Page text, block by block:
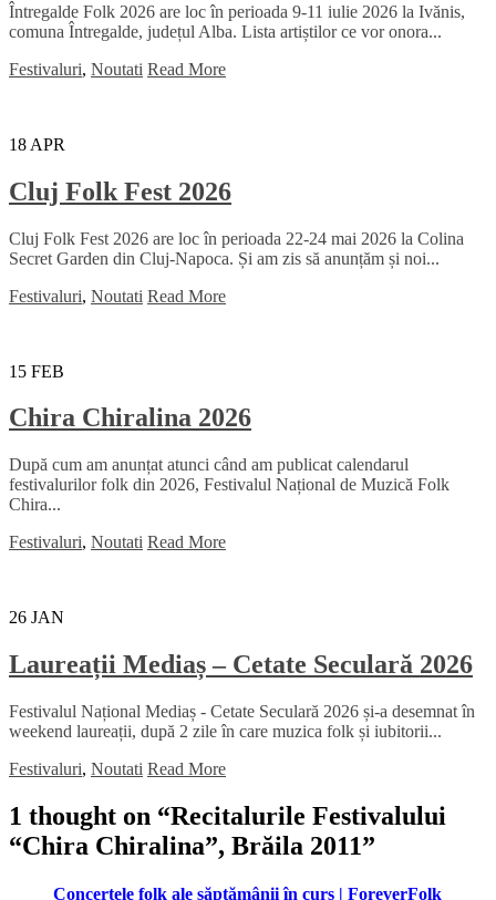
Întregalde Folk 2026 are loc în perioada 9-11 iulie 2026 la Ivănis,
comuna Întregalde, județul Alba. Lista artiștilor ce vor onora...
Festivaluri, Noutati Read More
18 APR
Cluj Folk Fest 2026
Cluj Folk Fest 2026 are loc în perioada 22-24 mai 2026 la Colina
Secret Garden din Cluj-Napoca. Și am zis să anunțăm și noi...
Festivaluri, Noutati Read More
15 FEB
Chira Chiralina 2026
După cum am anunțat atunci când am publicat calendarul
festivalurilor folk din 2026, Festivalul Național de Muzică Folk
Chira...
Festivaluri, Noutati Read More
26 JAN
Laureații Mediaș – Cetate Seculară 2026
Festivalul Național Mediaș - Cetate Seculară 2026 și-a desemnat în
weekend laureații, după 2 zile în care muzica folk și iubitorii...
Festivaluri, Noutati Read More
1 thought on “Recitalurile Festivalului
“Chira Chiralina”, Brăila 2011”
Concertele folk ale săptămânii în curs | ForeverFolk